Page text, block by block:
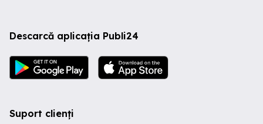
Descarcă aplicația Publi24
Suport clienți